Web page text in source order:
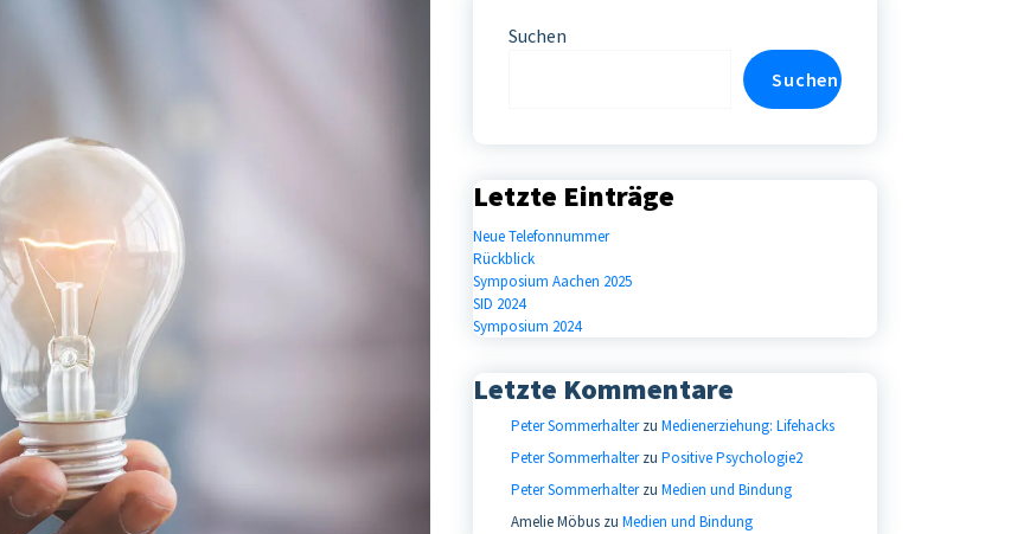
Suchen
Suchen
Letzte Einträge
Neue Telefonnummer
Rückblick
Symposium Aachen 2025
SID 2024
Symposium 2024
Letzte Kommentare
Peter Sommerhalterzu Medienerziehung: Lifehacks
Peter Sommerhalterzu Positive Psychologie2
Peter Sommerhalterzu Medien und Bindung
Amelie Möbuszu Medien und Bindung